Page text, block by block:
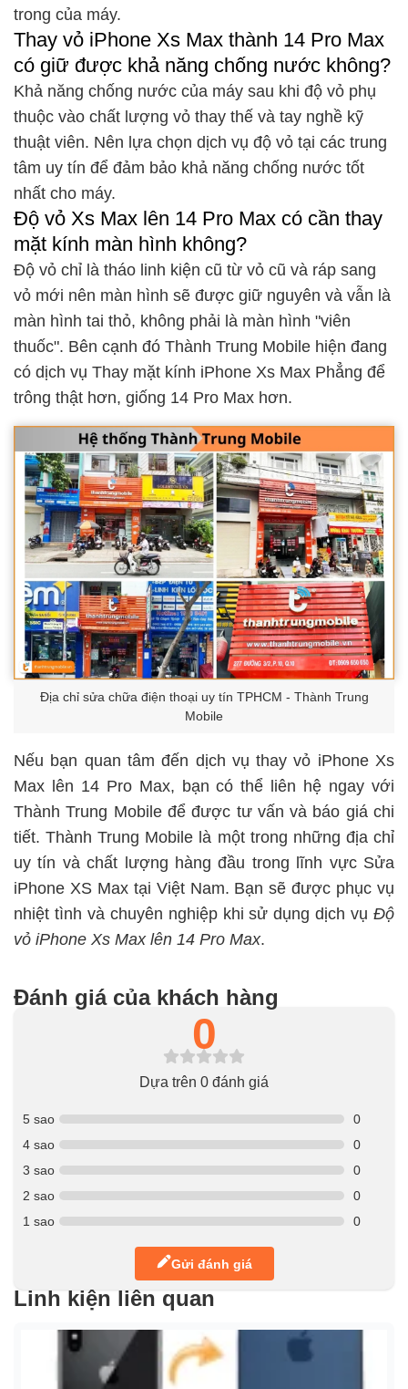
trong của máy.
Thay vỏ iPhone Xs Max thành 14 Pro Max
có giữ được khả năng chống nước không?
Khả năng chống nước của máy sau khi độ vỏ phụ
thuộc vào chất lượng vỏ thay thế và tay nghề kỹ
thuật viên. Nên lựa chọn dịch vụ độ vỏ tại các trung
tâm uy tín để đảm bảo khả năng chống nước tốt
nhất cho máy.
Độ vỏ Xs Max lên 14 Pro Max có cần thay
mặt kính màn hình không?
Độ vỏ chỉ là tháo linh kiện cũ từ vỏ cũ và ráp sang
vỏ mới nên màn hình sẽ được giữ nguyên và vẫn là
màn hình tai thỏ, không phải là màn hình "viên
thuốc". Bên cạnh đó Thành Trung Mobile hiện đang
có dịch vụ Thay mặt kính iPhone Xs Max Phẳng để
trông thật hơn, giống 14 Pro Max hơn.
Địa chỉ sửa chữa điện thoại uy tín TPHCM - Thành Trung
Mobile
Nếu bạn quan tâm đến dịch vụ thay vỏ iPhone Xs
Max lên 14 Pro Max, bạn có thể liên hệ ngay với
Thành Trung Mobile để được tư vấn và báo giá chi
tiết. Thành Trung Mobile là một trong những địa chỉ
uy tín và chất lượng hàng đầu trong lĩnh vực Sửa
iPhone XS Max tại Việt Nam. Bạn sẽ được phục vụ
nhiệt tình và chuyên nghiệp khi sử dụng dịch vụ Độ
vỏ iPhone Xs Max lên 14 Pro Max.
Đánh giá của khách hàng
0
Dựa trên 0 đánh giá
5 sao
0
4 sao
0
3 sao
0
2 sao
0
1 sao
0
Gửi đánh giá
Linh kiện liên quan